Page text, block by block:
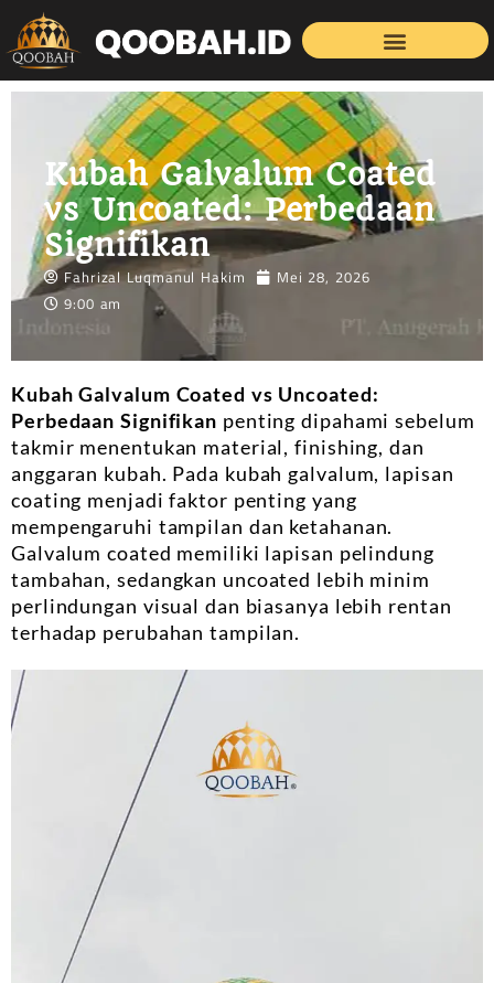
Kubah Galvalum Coated
vs Uncoated: Perbedaan
Signifikan
Fahrizal Luqmanul Hakim
Mei 28, 2026
9:00 am
Kubah Galvalum Coated vs Uncoated:
Perbedaan Signifikan penting dipahami sebelum
takmir menentukan material, finishing, dan
anggaran kubah. Pada kubah galvalum, lapisan
coating menjadi faktor penting yang
mempengaruhi tampilan dan ketahanan.
Galvalum coated memiliki lapisan pelindung
tambahan, sedangkan uncoated lebih minim
perlindungan visual dan biasanya lebih rentan
terhadap perubahan tampilan.